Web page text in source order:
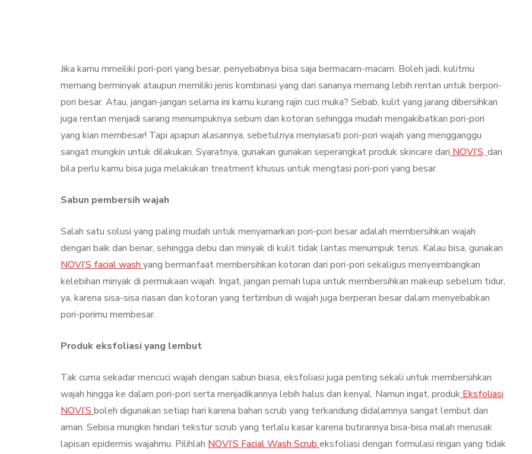
Jika kamu mmeiliki pori-pori yang besar, penyebabnya bisa saja bermacam-macam. Boleh jadi, kulitmu
memang berminyak ataupun memiliki jenis kombinasi yang dari sananya memang lebih rentan untuk berpori-
pori besar. Atau, jangan-jangan selama ini kamu kurang rajin cuci muka? Sebab, kulit yang jarang dibersihkan
juga rentan menjadi sarang menumpuknya sebum dan kotoran sehingga mudah mengakibatkan pori-pori
yang kian membesar! Tapi apapun alasannya, sebetulnya menyiasati pori-pori wajah yang mengganggu
sangat mungkin untuk dilakukan. Syaratnya, gunakan gunakan seperangkat produk skincare dari NOVI’S, dan
bila perlu kamu bisa juga melakukan treatment khusus untuk mengtasi pori-pori yang besar.
Sabun pembersih wajah
Salah satu solusi yang paling mudah untuk menyamarkan pori-pori besar adalah membersihkan wajah
dengan baik dan benar, sehingga debu dan minyak di kulit tidak lantas menumpuk terus. Kalau bisa, gunakan
NOVI’S facial wash yang bermanfaat membersihkan kotoran dari pori-pori sekaligus menyeimbangkan
kelebihan minyak di permukaan wajah. Ingat, jangan pernah lupa untuk membersihkan makeup sebelum tidur,
ya, karena sisa-sisa riasan dan kotoran yang tertimbun di wajah juga berperan besar dalam menyebabkan
pori-porimu membesar.
Produk eksfoliasi yang lembut
Tak cuma sekadar mencuci wajah dengan sabun biasa, eksfoliasi juga penting sekali untuk membersihkan
wajah hingga ke dalam pori-pori serta menjadikannya lebih halus dan kenyal. Namun ingat, produk Eksfoliasi
NOVI’S boleh digunakan setiap hari karena bahan scrub yang terkandung didalamnya sangat lembut dan
aman. Sebisa mungkin hindari tekstur scrub yang terlalu kasar karena butirannya bisa-bisa malah merusak
lapisan epidermis wajahmu. Pilihlah NOVI’S Facial Wash Scrub eksfoliasi dengan formulasi ringan yang tidak
Collagen Stimulator
Treatment, Satu
Perawatan Segudang
Manfaat
BySylmi Munaji November 26, 2021
Terjadi Pengelupasan
Kulit Setelah Facial
Treatment? Ini
Penjelasannya
BySylmi Munaji November 20, 2021